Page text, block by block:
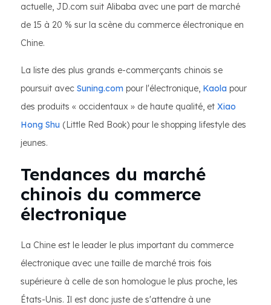
actuelle, JD.com suit Alibaba avec une part de marché
de 15 à 20 % sur la scène du commerce électronique en
Chine.
La liste des plus grands e-commerçants chinois se
poursuit avec Suning.com pour l'électronique, Kaola pour
des produits « occidentaux » de haute qualité, et Xiao
Hong Shu (Little Red Book) pour le shopping lifestyle des
jeunes.
Tendances du marché
chinois du commerce
électronique
La Chine est le leader le plus important du commerce
électronique avec une taille de marché trois fois
supérieure à celle de son homologue le plus proche, les
États-Unis. Il est donc juste de s'attendre à une